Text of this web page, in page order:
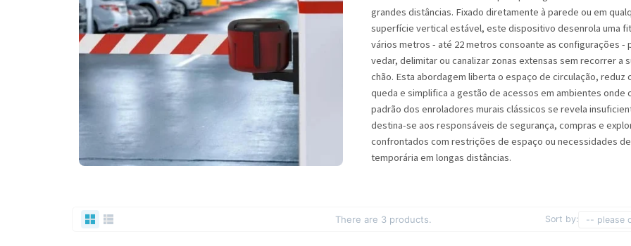
grandes distâncias. Fixado diretamente à parede ou em
superfície vertical estável, este dispositivo desenrola uma
vários metros - até 22 metros consoante as configurações -
vedar, delimitar ou canalizar zonas extensas sem recorrer a
chão. Esta abordagem liberta o espaço de circulação, reduz
queda e simplifica a gestão de acessos em ambientes onde
padrão dos enroladores murais clássicos se revela
destina-se aos responsáveis de segurança, compras e
confrontados com restrições de espaço ou necessidades
temporária em longas distâncias.
There are 3 products. Sort by: -- please